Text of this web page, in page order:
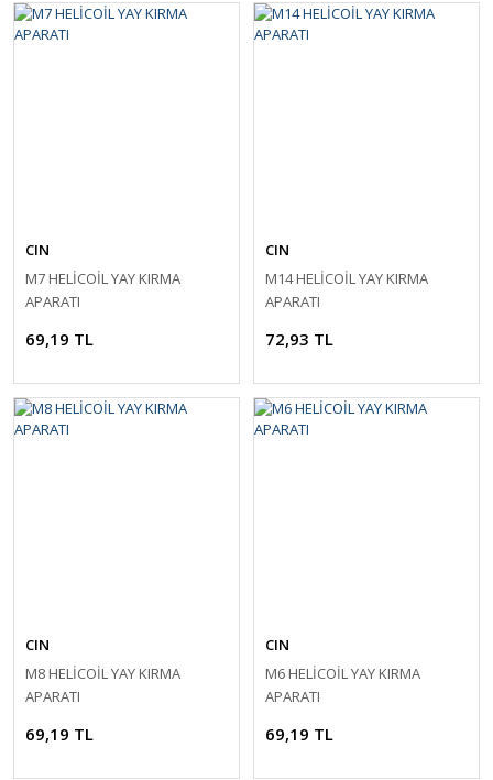
CIN
M7 HELİCOİL YAY KIRMA
APARATI
69,19 TL
CIN
M14 HELİCOİL YAY KIRMA
APARATI
72,93 TL
CIN
M8 HELİCOİL YAY KIRMA
APARATI
69,19 TL
CIN
M6 HELİCOİL YAY KIRMA
APARATI
69,19 TL